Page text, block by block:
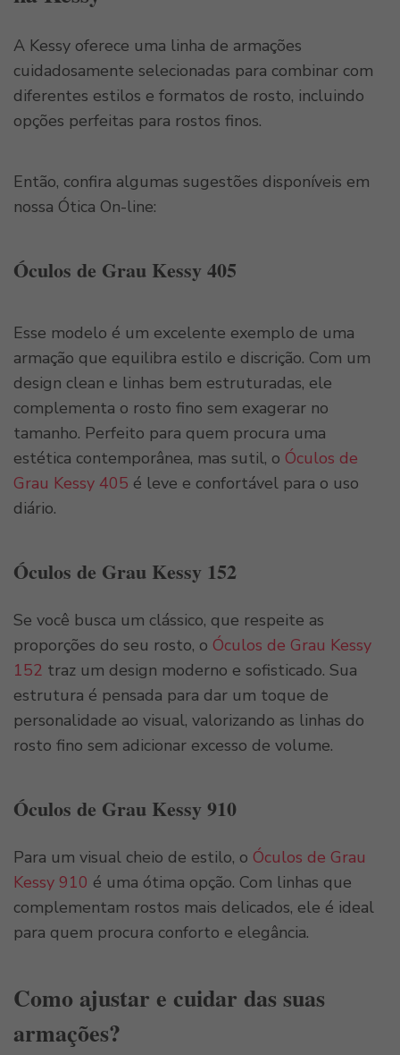
A Kessy oferece uma linha de armações
cuidadosamente selecionadas para combinar com
diferentes estilos e formatos de rosto, incluindo
opções perfeitas para rostos finos.
Então, confira algumas sugestões disponíveis em
nossa Ótica On-line:
Óculos de Grau Kessy 405
Esse modelo é um excelente exemplo de uma
armação que equilibra estilo e discrição. Com um
design clean e linhas bem estruturadas, ele
complementa o rosto fino sem exagerar no
tamanho. Perfeito para quem procura uma
estética contemporânea, mas sutil, o Óculos de
Grau Kessy 405 é leve e confortável para o uso
diário.
Óculos de Grau Kessy 152
Se você busca um clássico, que respeite as
proporções do seu rosto, o Óculos de Grau Kessy
152 traz um design moderno e sofisticado. Sua
estrutura é pensada para dar um toque de
personalidade ao visual, valorizando as linhas do
rosto fino sem adicionar excesso de volume.
Óculos de Grau Kessy 910
Para um visual cheio de estilo, o Óculos de Grau
Kessy 910 é uma ótima opção. Com linhas que
complementam rostos mais delicados, ele é ideal
para quem procura conforto e elegância.
Como ajustar e cuidar das suas
armações?